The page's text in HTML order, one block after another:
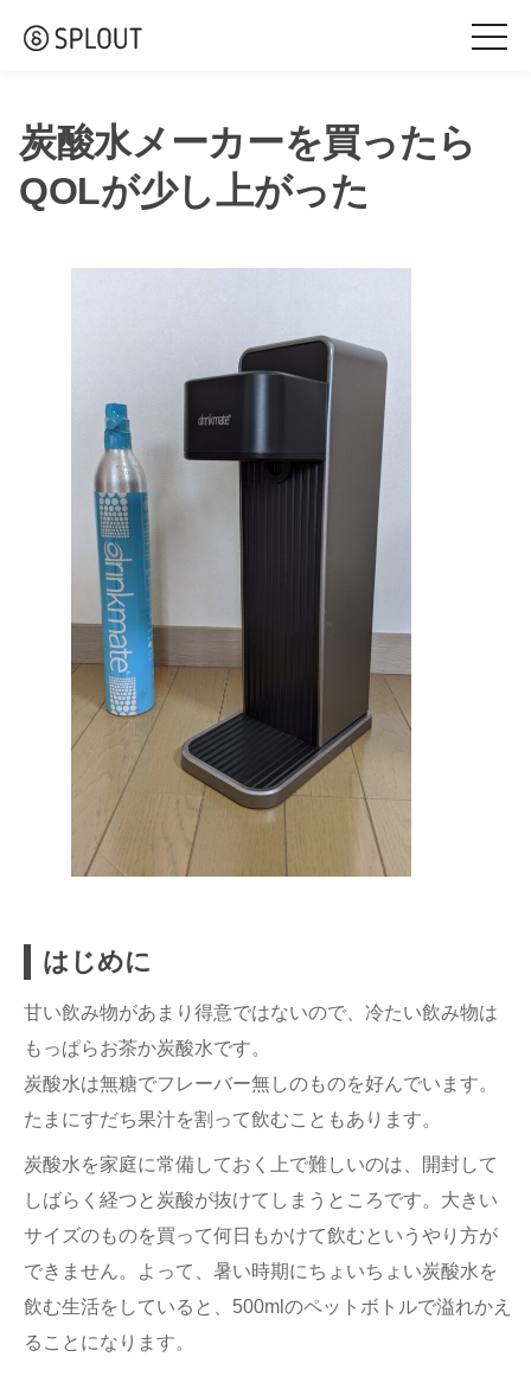
炭酸水メーカーを買ったら
QOLが少し上がった
はじめに
甘い飲み物があまり得意ではないので、冷たい飲み物は
もっぱらお茶か炭酸水です。
炭酸水は無糖でフレーバー無しのものを好んでいます。
たまにすだち果汁を割って飲むこともあります。
炭酸水を家庭に常備しておく上で難しいのは、開封して
しばらく経つと炭酸が抜けてしまうところです。大きい
サイズのものを買って何日もかけて飲むというやり方が
できません。よって、暑い時期にちょいちょい炭酸水を
飲む生活をしていると、500mlのペットボトルで溢れかえ
ることになります。